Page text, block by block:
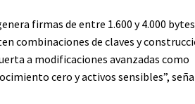
firmas de entre 1.600 y 4.000
combinaciones de claves y
a modificaciones avanzadas como
cero y activos sensibles”,